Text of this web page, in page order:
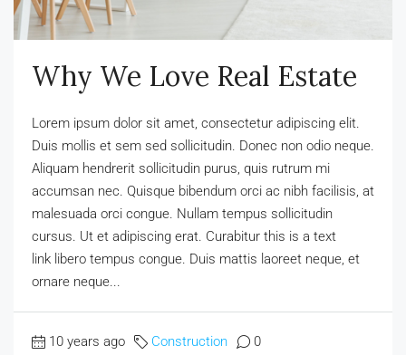
Why We Love Real Estate
Lorem ipsum dolor sit amet, consectetur adipiscing elit.
Duis mollis et sem sed sollicitudin. Donec non odio neque.
Aliquam hendrerit sollicitudin purus, quis rutrum mi
accumsan nec. Quisque bibendum orci ac nibh facilisis, at
malesuada orci congue. Nullam tempus sollicitudin
cursus. Ut et adipiscing erat. Curabitur this is a text
link libero tempus congue. Duis mattis laoreet neque, et
ornare neque...
10 years ago Construction 0